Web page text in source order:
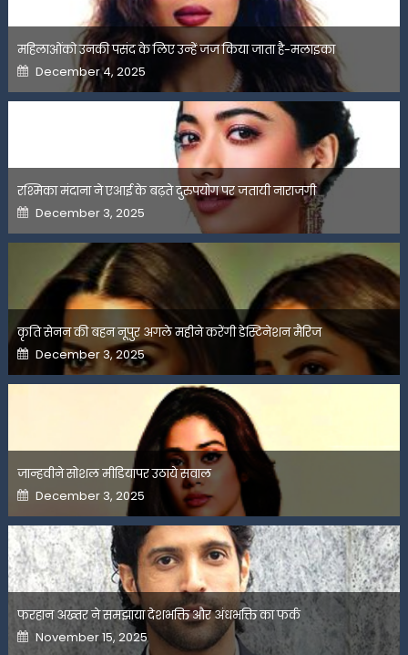
महिलाओंको उनकी पसंद के लिए उन्हें जज किया जाता है-मलाइका
Posted
on
December 4, 2025
रश्मिका मंदाना ने एआई के बढ़ते दुरुपयोग पर जतायी नाराजगी
Posted
on
December 3, 2025
कृति सेनन की बहन नूपुर अगले महीने करेंगी डेस्टिनेशन मैरिज
Posted
on
December 3, 2025
जान्हवीने सोशल मीडियापर उठाये सवाल
Posted
on
December 3, 2025
फरहान अख्तर ने समझाया देशभक्ति और अंधभक्ति का फर्क
Posted
on
November 15, 2025